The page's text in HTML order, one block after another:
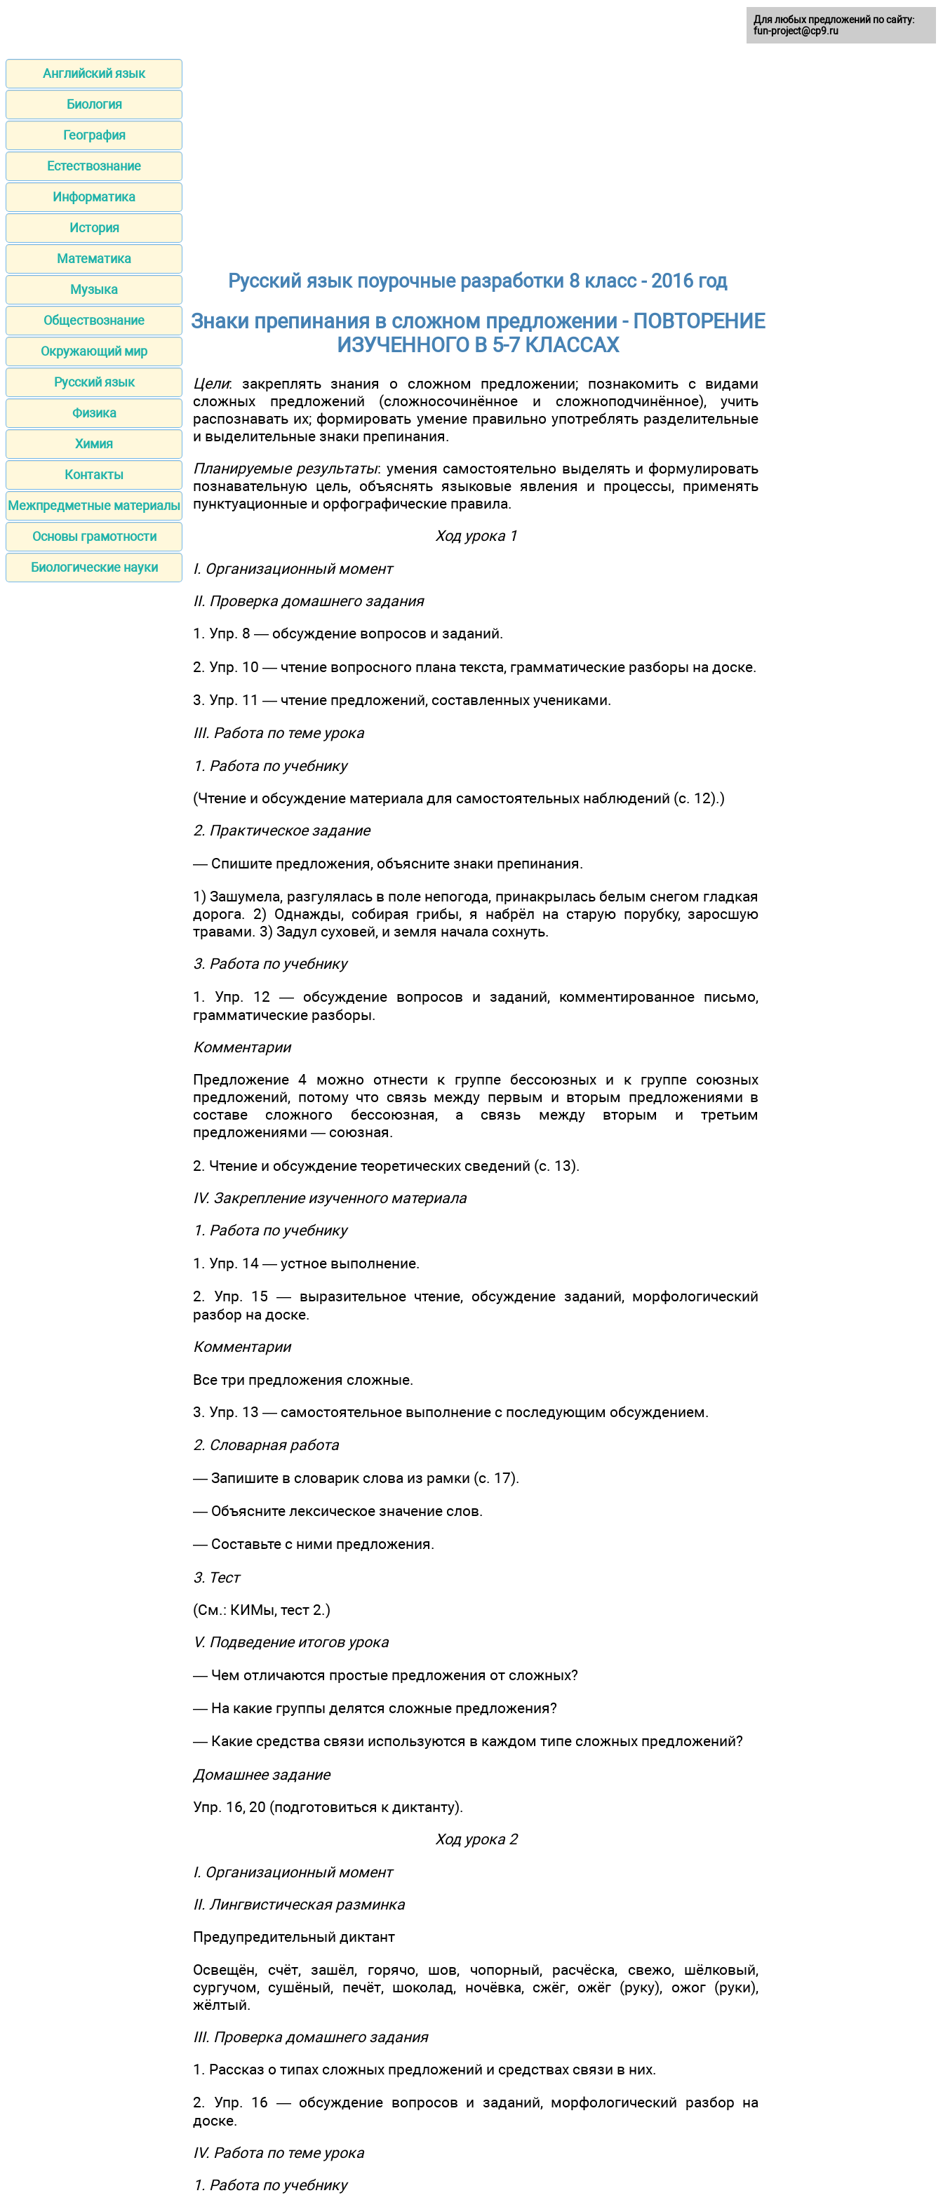
Английский язык
Биология
География
Естествознание
Информатика
История
Математика
Музыка
Обществознание
Окружающий мир
Русский язык
Физика
Химия
Контакты
Межпредметные материалы
Основы грамотности
Биологические науки
Русский язык поурочные разработки 8 класс - 2016 год
Знаки препинания в сложном предложении - ПОВТОРЕНИЕ
ИЗУЧЕННОГО В 5-7 КЛАССАХ
Цели: закреплять знания о сложном предложении; познакомить с видами
сложных предложений (сложносочинённое и сложноподчинённое), учить
распознавать их; формировать умение правильно употреблять разделительные
и выделительные знаки препинания.
Планируемые результаты: умения самостоятельно выделять и формулировать
познавательную цель, объяснять языковые явления и процессы, применять
пунктуационные и орфографические правила.
Ход урока 1
I. Организационный момент
II. Проверка домашнего задания
1. Упр. 8 — обсуждение вопросов и заданий.
2. Упр. 10 — чтение вопросного плана текста, грамматические разборы на доске.
3. Упр. 11 — чтение предложений, составленных учениками.
III. Работа по теме урока
1. Работа по учебнику
(Чтение и обсуждение материала для самостоятельных наблюдений (с. 12).)
2. Практическое задание
— Спишите предложения, объясните знаки препинания.
1) Зашумела, разгулялась в поле непогода, принакрылась белым снегом гладкая
дорога. 2) Однажды, собирая грибы, я набрёл на старую порубку, заросшую
травами. 3) Задул суховей, и земля начала сохнуть.
3. Работа по учебнику
1. Упр. 12 — обсуждение вопросов и заданий, комментированное письмо,
грамматические разборы.
Комментарии
Предложение 4 можно отнести к группе бессоюзных и к группе союзных
предложений, потому что связь между первым и вторым предложениями в
составе сложного бессоюзная, а связь между вторым и третьим
предложениями — союзная.
2. Чтение и обсуждение теоретических сведений (с. 13).
IV. Закрепление изученного материала
1. Работа по учебнику
1. Упр. 14 — устное выполнение.
2. Упр. 15 — выразительное чтение, обсуждение заданий, морфологический
разбор на доске.
Комментарии
Все три предложения сложные.
3. Упр. 13 — самостоятельное выполнение с последующим обсуждением.
2. Словарная работа
— Запишите в словарик слова из рамки (с. 17).
— Объясните лексическое значение слов.
— Составьте с ними предложения.
3. Тест
(См.: КИМы, тест 2.)
V. Подведение итогов урока
— Чем отличаются простые предложения от сложных?
— На какие группы делятся сложные предложения?
— Какие средства связи используются в каждом типе сложных предложений?
Домашнее задание
Упр. 16, 20 (подготовиться к диктанту).
Ход урока 2
I. Организационный момент
II. Лингвистическая разминка
Предупредительный диктант
Освещён, счёт, зашёл, горячо, шов, чопорный, расчёска, свежо, шёлковый,
сургучом, сушёный, печёт, шоколад, ночёвка, сжёг, ожёг (руку), ожог (руки),
жёлтый.
III. Проверка домашнего задания
1. Рассказ о типах сложных предложений и средствах связи в них.
2. Упр. 16 — обсуждение вопросов и заданий, морфологический разбор на
доске.
IV. Работа по теме урока
1. Работа по учебнику
Для любых предложений по сайту:
fun-project@cp9.ru